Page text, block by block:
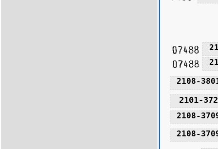
2101-
2108-
2108-
2108-